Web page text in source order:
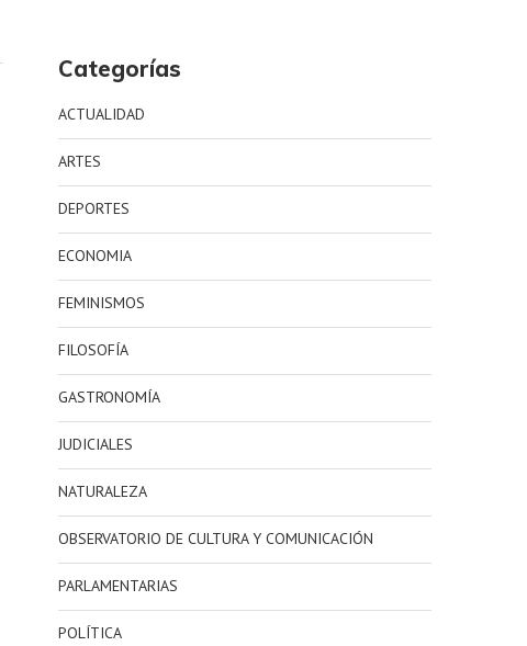
Categorías
ACTUALIDAD
ARTES
DEPORTES
ECONOMIA
FEMINISMOS
FILOSOFÍA
GASTRONOMÍA
JUDICIALES
NATURALEZA
OBSERVATORIO DE CULTURA Y COMUNICACIÓN
PARLAMENTARIAS
POLÍTICA